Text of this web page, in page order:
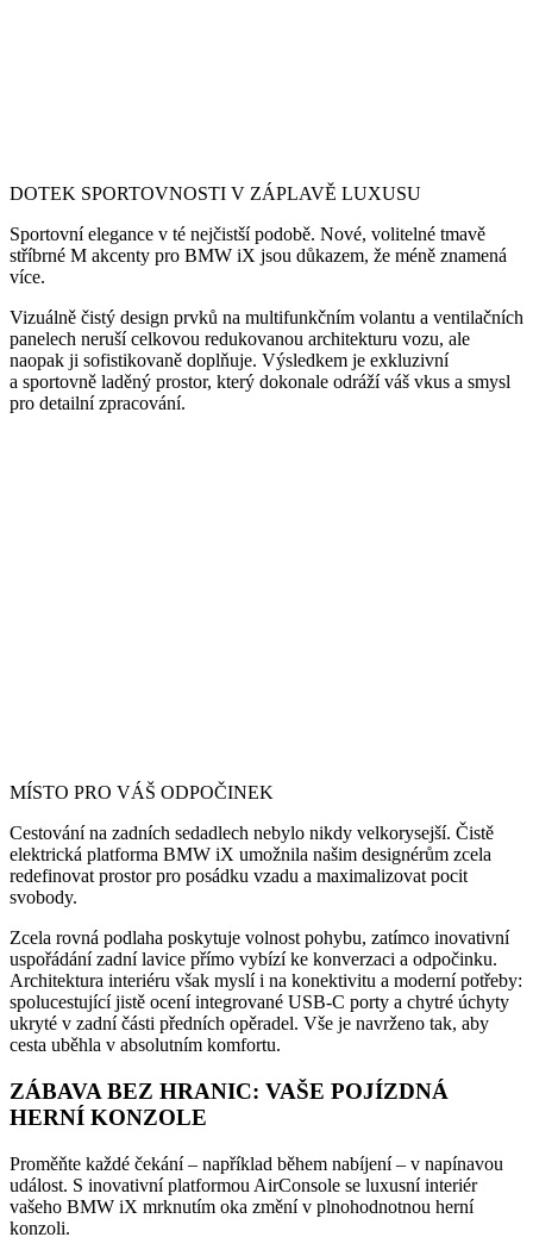
DOTEK SPORTOVNOSTI V ZÁPLAVĚ LUXUSU
Sportovní elegance v té nejčistší podobě. Nové, volitelné tmavě
stříbrné M akcenty pro BMW iX jsou důkazem, že méně znamená
více.
Vizuálně čistý design prvků na multifunkčním volantu a ventilačních
panelech neruší celkovou redukovanou architekturu vozu, ale
naopak ji sofistikovaně doplňuje. Výsledkem je exkluzivní
a sportovně laděný prostor, který dokonale odráží váš vkus a smysl
pro detailní zpracování.
MÍSTO PRO VÁŠ ODPOČINEK
Cestování na zadních sedadlech nebylo nikdy velkorysejší. Čistě
elektrická platforma BMW iX umožnila našim designérům zcela
redefinovat prostor pro posádku vzadu a maximalizovat pocit
svobody.
Zcela rovná podlaha poskytuje volnost pohybu, zatímco inovativní
uspořádání zadní lavice přímo vybízí ke konverzaci a odpočinku.
Architektura interiéru však myslí i na konektivitu a moderní potřeby:
spolucestující jistě ocení integrované USB-C porty a chytré úchyty
ukryté v zadní části předních opěradel. Vše je navrženo tak, aby
cesta uběhla v absolutním komfortu.
ZÁBAVA BEZ HRANIC: VAŠE POJÍZDNÁ
HERNÍ KONZOLE
Proměňte každé čekání – například během nabíjení – v napínavou
událost. S inovativní platformou AirConsole se luxusní interiér
vašeho BMW iX mrknutím oka změní v plnohodnotnou herní
konzoli.